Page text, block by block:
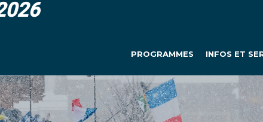
PROGRAMMES INFOS ET